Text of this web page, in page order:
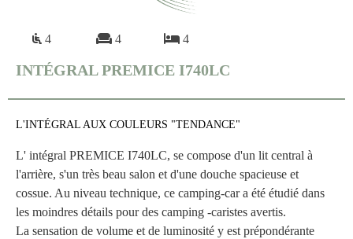
4 4 4
INTÉGRAL PREMICE I740LC
L'INTÉGRAL AUX COULEURS "TENDANCE"
L' intégral PREMICE I740LC, se compose d'un lit central à
l'arrière, s'un très beau salon et d'une douche spacieuse et
cossue. Au niveau technique, ce camping-car a été étudié dans
les moindres détails pour des camping -caristes avertis.
La sensation de volume et de luminosité y est prépondérante